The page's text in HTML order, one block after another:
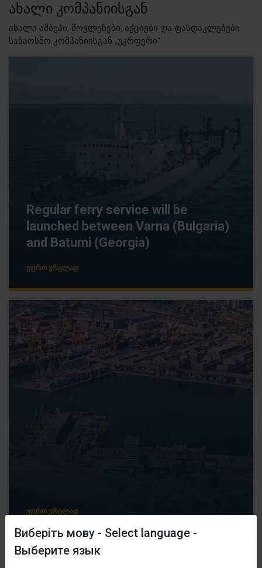
Виберіть мову - Select language -
Выберите язык
ᲐᲮᲐᲚᲘ ᲙᲝᲛᲞᲐᲜᲘᲘᲡᲒᲐᲜ
ახალი ამბები, მოვლენები, აქციები და ფასდაკლებები
სანაოსნო კომპანიისგან „უკრფერი“
Regular ferry service will be
launched between Varna (Bulgaria)
and Batumi (Georgia)
ᲣᲤᲠᲝ ᲕᲠᲪᲚᲐᲓ
ᲣᲤᲠᲝ ᲕᲠᲪᲚᲐᲓ